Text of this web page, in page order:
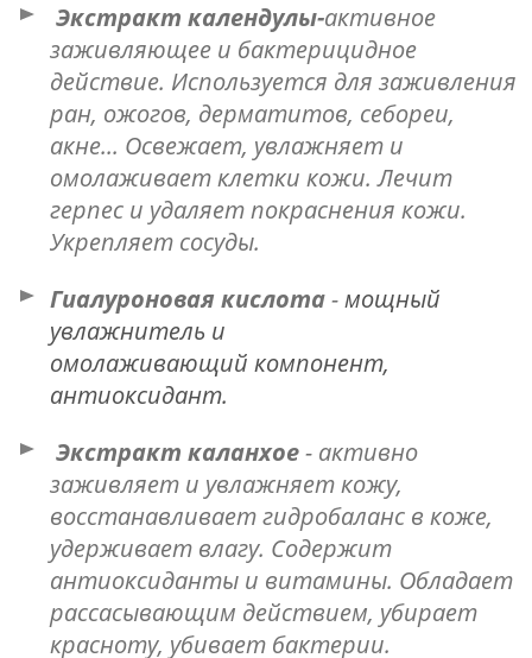
Экстракт календулы-активное
заживляющее и бактерицидное
действие. Используется для заживления
ран, ожогов, дерматитов, себореи,
акне... Освежает, увлажняет и
омолаживает клетки кожи. Лечит
герпес и удаляет покраснения кожи.
Укрепляет сосуды.
Гиалуроновая кислота-мощный
увлажнитель и
омолаживающий компонент,
антиоксидант.
Экстракт каланхое- активно
заживляет и увлажняет кожу,
восстанавливает гидробаланс в коже,
удерживает влагу. Содержит
антиоксиданты и витамины. Обладает
рассасывающим действием, убирает
красноту, убивает бактерии.